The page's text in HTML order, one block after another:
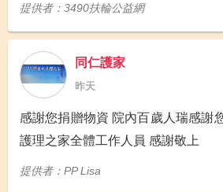
提供者：3490扶輪公益網
同仁護家
昨天
感謝您捐贈物資 院內百歲人瑞感謝您 同仁醫院附設土城
護理之家全體工作人員 感謝敬上
提供者：PP Lisa